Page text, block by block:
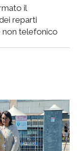
il
reparti
non telefonico